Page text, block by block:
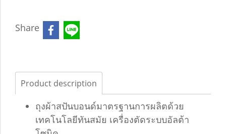
Share
Product description
ถุงผ้าสปันบอนด์มาตรฐานการผลิตด้วย
เทคโนโลยีทันสมัย เครื่องตัดระบบอัลต้า